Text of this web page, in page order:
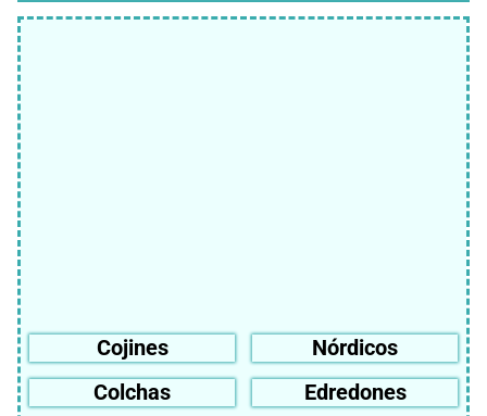
Cojines
Nórdicos
Colchas
Edredones